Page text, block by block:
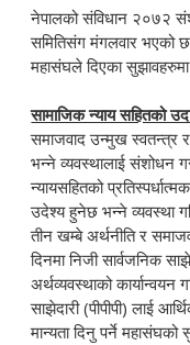
नेपालको संविधान २०७२
समितिसंग मंगलवार भएको
महासंघले दिएका
सामाजिक न्याय सहितको
समाजवाद उन्मुख स्वतन्त्र र
भन्ने व्यवस्थालाई संशोधन
न्यायसहितको
उदेश्य हुनेछ भन्ने व्यवस्था
तीन खम्बे अर्थनीति र
दिनमा निजी सार्वजनिक
अर्थव्यवस्थाको
साझेदारी (पीपीपी) लाई
मान्यता दिनु पर्ने